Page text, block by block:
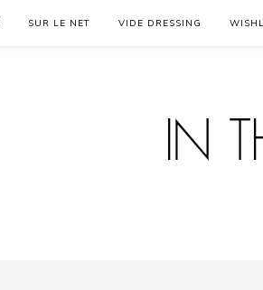
SUR LE NET VIDE DRESSING